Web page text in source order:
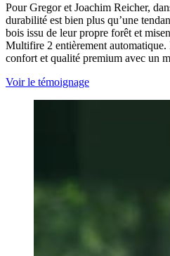
Pour Gregor et Joachim Reicher,
durabilité est bien plus qu’une
bois issu de leur propre forêt et
Multifire 2 entièrement automatique.
confort et qualité premium avec un
Voir le témoignage